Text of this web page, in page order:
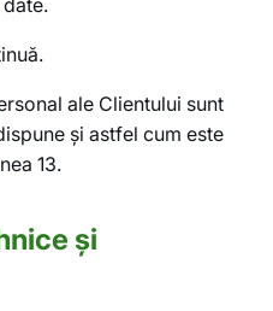
ale Clientului sunt
și astfel cum este
13.
și